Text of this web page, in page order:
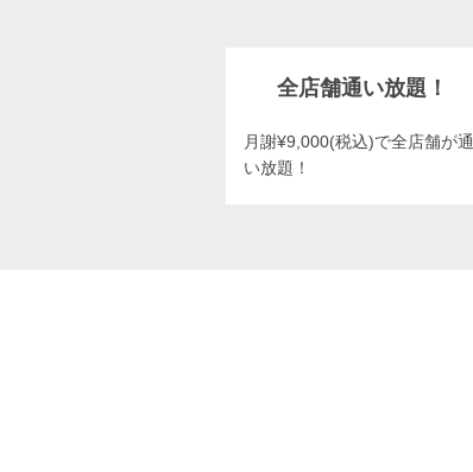
全店舗通い放題！
月謝¥9,000(税込)で全店舗が通
い放題！